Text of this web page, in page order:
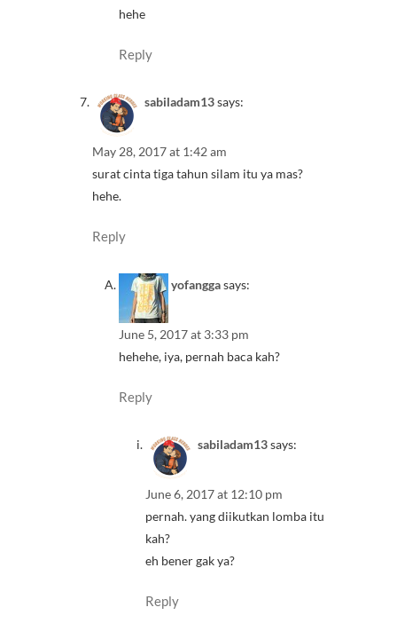
hehe
Reply
sabiladam13says:
May 28, 2017 at 1:42 am
surat cinta tiga tahun silam itu ya mas?
hehe.
Reply
yofanggasays:
June 5, 2017 at 3:33 pm
hehehe, iya, pernah baca kah?
Reply
sabiladam13says:
June 6, 2017 at 12:10 pm
pernah. yang diikutkan lomba itu
kah?
eh bener gak ya?
Reply